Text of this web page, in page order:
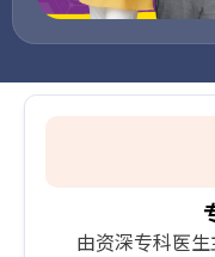
由资深专科医